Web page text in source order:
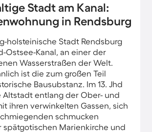
Stadt am Kanal:
in Rendsburg
holsteinische Stadt Rendsburg
Ostsee-Kanal, an einer der
Wasserstraßen der Welt.
ist die zum großen Teil
Bausubstanz. Im 13. Jhd
entlang der Ober- und
ihren verwinkelten Gassen, sich
schmucken
spätgotischen Marienkirche und